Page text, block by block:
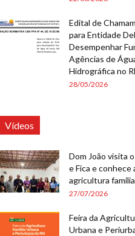
Edital de
para Entidade
Desempenhar
Agências de
Hidrográfica no
28/05/2026
Vídeos
Dom João visita
e Fica e conhece
agricultura
27/07/2026
Feira da
Urbana e